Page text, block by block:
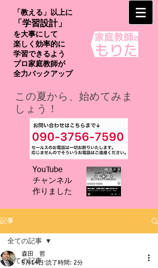
「教える」以上に
「学習設計」
を大事にして
楽しく効率的に
学習できるよう
プロ家庭教師が
​全力バックアップ
この夏から、始めてみま
しょう！
YouTube
チャンネル
​作りました
記事
全ての記事
全ての記事
森田 哲
5月14日 読了時間: 2分